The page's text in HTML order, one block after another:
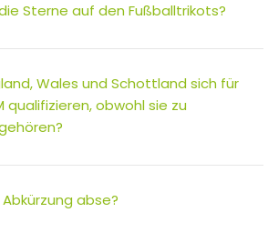
Sterne auf den Fußballtrikots?
Wales und Schottland sich für
qualifizieren, obwohl sie zu
abse?